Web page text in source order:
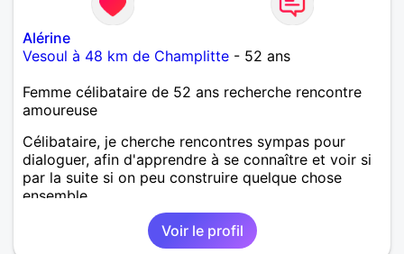
Alérine
Vesoul à 48 km de Champlitte - 52 ans
Femme célibataire de 52 ans recherche rencontre
amoureuse
Célibataire, je cherche rencontres sympas pour
dialoguer, afin d'apprendre à se connaître et voir si
par la suite si on peu construire quelque chose
ensemble.
Voir le profil